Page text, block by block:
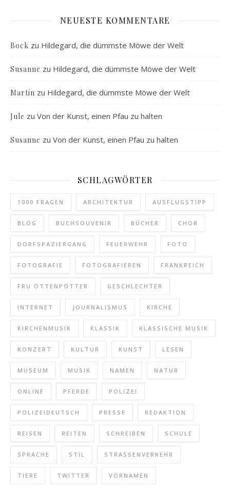
NEUESTE KOMMENTARE
Bock zu Hildegard, die dümmste Möwe der Welt
Susanne zu Hildegard, die dümmste Möwe der Welt
Martin zu Hildegard, die dümmste Möwe der Welt
Jule zu Von der Kunst, einen Pfau zu halten
Susanne zu Von der Kunst, einen Pfau zu halten
SCHLAGWÖRTER
1000 FRAGEN ARCHITEKTUR AUSFLUGSTIPP
BLOG BUCHSOUVENIR BÜCHER CHOR
DORFSPAZIERGANG FEUERWEHR FOTO
FOTOGRAFIE FOTOGRAFIEREN FRANKREICH
FRU ÖTTENPÖTTER GESCHLECHTER
INTERNET JOURNALISMUS KIRCHE
KIRCHENMUSIK KLASSIK KLASSISCHE MUSIK
KONZERT KULTUR KUNST LESEN
MUSEUM MUSIK NAMEN NATUR
ONLINE PFERDE POLIZEI
POLIZEIDEUTSCH PRESSE REDAKTION
REISEN REITEN SCHREIBEN SCHULE
SPRACHE STIL STRASSENVERKEHR
TIERE TWITTER VORNAMEN